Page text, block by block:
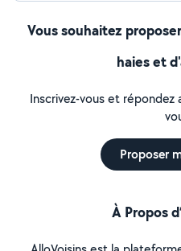
Vous souhaitez
haies et
Inscrivez-vous et
Proposer
À Propos